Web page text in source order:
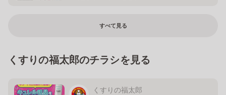
すべて見る
くすりの福太郎のチラシを見る
くすりの福太郎